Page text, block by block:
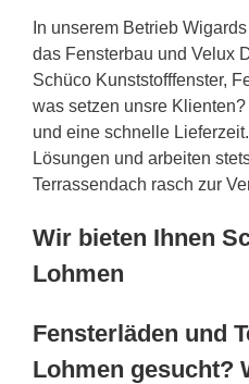
In unserem Betrieb
das Fensterbau und Velux
Schüco Kunststofffenster,
was setzen unsre
und eine schnelle
Lösungen und arbeiten
Terrassendach rasch zur
Wir bieten Ihnen
Lohmen
Fensterläden und
Lohmen gesucht?